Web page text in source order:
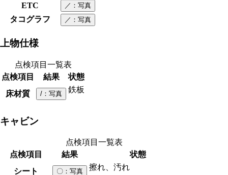
ETC ／ ：写真
タコグラフ ／ ：写真
上物仕様
点検項目一覧表
点検項目
結果
状態
床材質
/ ：写真 鉄板
キャビン
点検項目一覧表
点検項目
結果
状態
シート
〇 ：写真 擦れ、汚れ